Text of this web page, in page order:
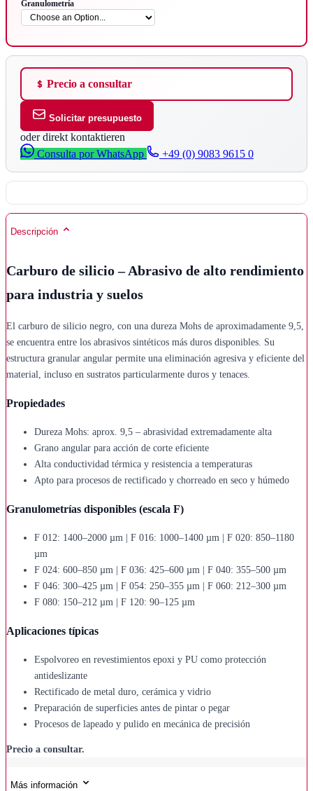
Granulometría
Precio a consultar
Solicitar presupuesto
oder direkt kontaktieren
Consulta por WhatsApp
+49 (0) 9083 9615 0
Descripción
Carburo de silicio – Abrasivo de alto rendimiento
para industria y suelos
El carburo de silicio negro, con una dureza Mohs de aproximadamente 9,5,
se encuentra entre los abrasivos sintéticos más duros disponibles. Su
estructura granular angular permite una eliminación agresiva y eficiente del
material, incluso en sustratos particularmente duros y tenaces.
Propiedades
Dureza Mohs: aprox. 9,5 – abrasividad extremadamente alta
Grano angular para acción de corte eficiente
Alta conductividad térmica y resistencia a temperaturas
Apto para procesos de rectificado y chorreado en seco y húmedo
Granulometrías disponibles (escala F)
F 012: 1400–2000 µm | F 016: 1000–1400 µm | F 020: 850–1180
µm
F 024: 600–850 µm | F 036: 425–600 µm | F 040: 355–500 µm
F 046: 300–425 µm | F 054: 250–355 µm | F 060: 212–300 µm
F 080: 150–212 µm | F 120: 90–125 µm
Aplicaciones típicas
Espolvoreo en revestimientos epoxi y PU como protección
antideslizante
Rectificado de metal duro, cerámica y vidrio
Preparación de superficies antes de pintar o pegar
Procesos de lapeado y pulido en mecánica de precisión
Precio a consultar.
Más información